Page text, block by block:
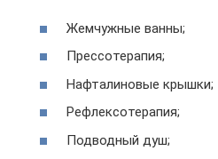
Жемчужные ванны;
Прессотерапия;
Нафталиновые крышки;
Рефлексотерапия;
Подводный душ;